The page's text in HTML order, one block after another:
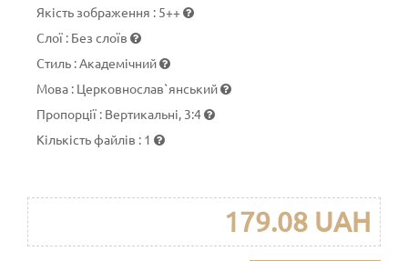
Якість зображення : 5++
Слої : Без слоїв
Стиль :Академічний
Мова : Церковнослав`янський
Пропорції : Вертикальні, 3:4
Кількість файлів : 1
179.08 UAH